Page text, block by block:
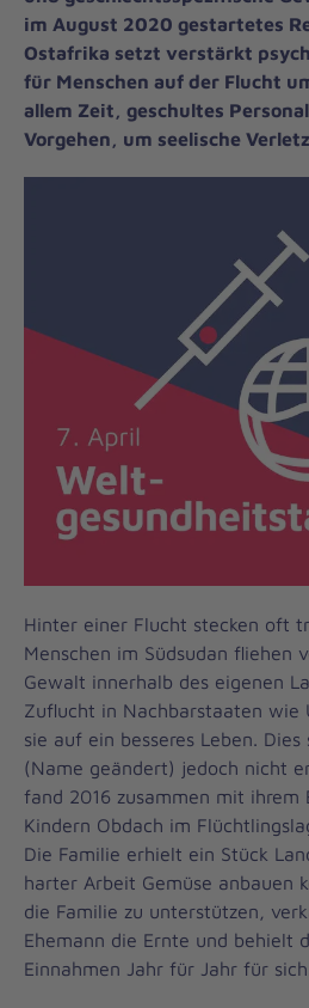
im August 2020 gestartetes
Ostafrika setzt verstärkt
für Menschen auf der Flucht
allem Zeit, geschultes
Vorgehen, um seelische
Hinter einer Flucht stecken oft
Menschen im Südsudan fliehen
Gewalt innerhalb des eigenen
Zuflucht in Nachbarstaaten wie
sie auf ein besseres Leben.
(Name geändert) jedoch nicht
fand 2016 zusammen mit ihrem
Kindern Obdach im
Die Familie erhielt ein Stück
harter Arbeit Gemüse anbauen
die Familie zu unterstützen,
Ehemann die Ernte und behielt
Einnahmen Jahr für Jahr für